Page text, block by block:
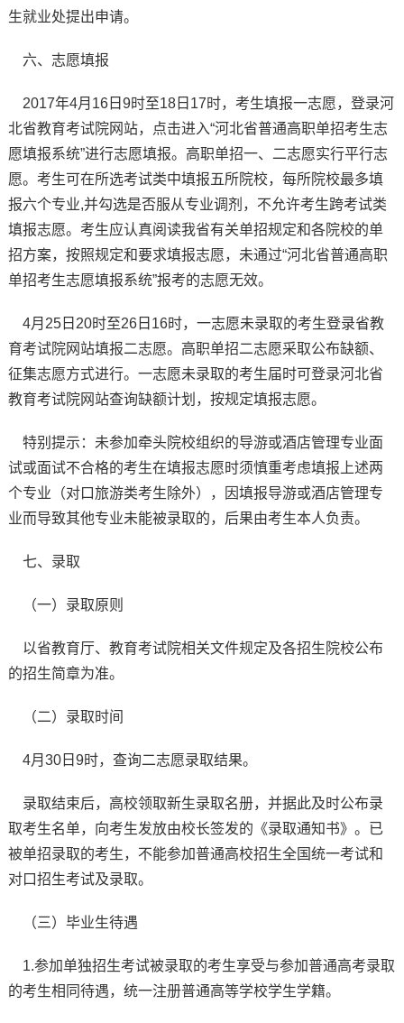
生就业处提出申请。
六、志愿填报
2017年4月16日9时至18日17时，考生填报一志愿，登录河
北省教育考试院网站，点击进入“河北省普通高职单招考生志
愿填报系统”进行志愿填报。高职单招一、二志愿实行平行志
愿。考生可在所选考试类中填报五所院校，每所院校最多填
报六个专业,并勾选是否服从专业调剂，不允许考生跨考试类
填报志愿。考生应认真阅读我省有关单招规定和各院校的单
招方案，按照规定和要求填报志愿，未通过“河北省普通高职
单招考生志愿填报系统”报考的志愿无效。
4月25日20时至26日16时，一志愿未录取的考生登录省教
育考试院网站填报二志愿。高职单招二志愿采取公布缺额、
征集志愿方式进行。一志愿未录取的考生届时可登录河北省
教育考试院网站查询缺额计划，按规定填报志愿。
特别提示：未参加牵头院校组织的导游或酒店管理专业面
试或面试不合格的考生在填报志愿时须慎重考虑填报上述两
个专业（对口旅游类考生除外），因填报导游或酒店管理专
业而导致其他专业未能被录取的，后果由考生本人负责。
七、录取
（一）录取原则
以省教育厅、教育考试院相关文件规定及各招生院校公布
的招生简章为准。
（二）录取时间
4月30日9时，查询二志愿录取结果。
录取结束后，高校领取新生录取名册，并据此及时公布录
取考生名单，向考生发放由校长签发的《录取通知书》。已
被单招录取的考生，不能参加普通高校招生全国统一考试和
对口招生考试及录取。
（三）毕业生待遇
1.参加单独招生考试被录取的考生享受与参加普通高考录取
的考生相同待遇，统一注册普通高等学校学生学籍。